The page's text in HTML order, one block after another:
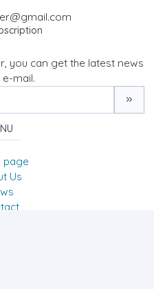
you can get the latest news
mail.
page
Us